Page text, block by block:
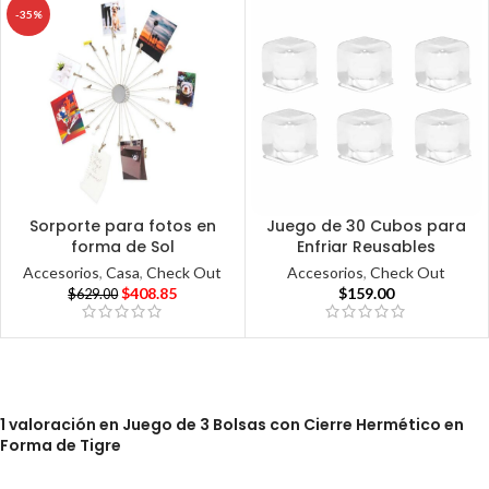
-35%
Sorporte para fotos en
forma de Sol
Accesorios,Casa,Check Out
$629.00 $408.85
Juego de 30 Cubos para
Enfriar Reusables
Accesorios,Check Out
$159.00
1 valoración en Juego de 3 Bolsas con Cierre Hermético en
Forma de Tigre